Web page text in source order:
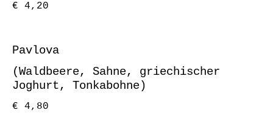
€ 4,20
Pavlova
(Waldbeere, Sahne, griechischer
Joghurt, Tonkabohne)
€ 4,80